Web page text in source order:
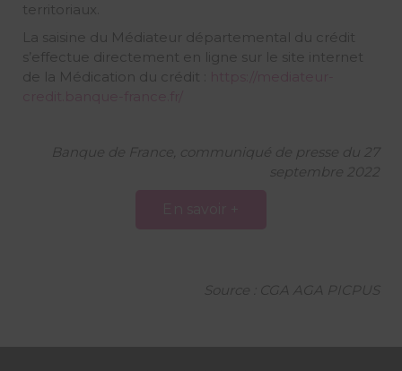
territoriaux.
La saisine du Médiateur départemental du crédit
s’effectue directement en ligne sur le site internet
de la Médication du crédit :
Banque de France, communiqué de presse du 27
septembre 2022
Source : CGA AGA PICPUS